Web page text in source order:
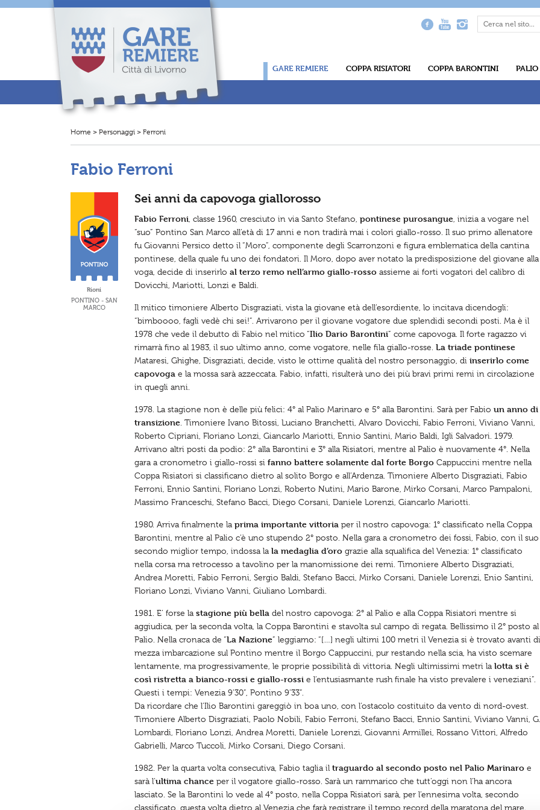
N
a
v
g
n
e
r
i
n
i
p
GARE REMIERE COPPA RISIATORI COPPA BARONTINI
T
o
v
q
.
Home > Personaggi > Ferroni
Fabio Ferroni
Rioni
PONTINO - SAN
MARCO
Sei anni da capovoga giallorosso
Fabio Ferroni , classe 1960, cresciuto in via Santo Stefano, pontinese purosangue , inizia a vogare nel
“suo” Pontino San Marco all’età di 17 anni e non tradirà mai i colori giallo-rosso. Il suo primo allenatore
fu Giovanni Persico detto il “Moro”, componente degli Scarronzoni e figura emblematica della cantina
pontinese, della quale fu uno dei fondatori. Il Moro, dopo aver notato la predisposizione del giovane alla
voga, decide di inserirlo al terzo remo nell’armo giallo-rosso assieme ai forti vogatori del calibro di
Dovicchi, Mariotti, Lonzi e Baldi.
Il mitico timoniere Alberto Disgraziati, vista la giovane età dell’esordiente, lo incitava dicendogli:
“bimboooo, fagli vedè chi sei!”. Arrivarono per il giovane vogatore due splendidi secondi posti. Ma è il
1978 che vede il debutto di Fabio nel mitico “Ilio Dario Barontini” come capovoga. Il forte ragazzo vi
rimarrà fino al 1983, il suo ultimo anno, come vogatore, nelle fila giallo-rosse. La triade pontinese
Mataresi, Ghighe, Disgraziati, decide, visto le ottime qualità del nostro personaggio, di inserirlo come
capovoga e la mossa sarà azzeccata. Fabio, infatti, risulterà uno dei più bravi primi remi in circolazione
in quegli anni.
1978. La stagione non è delle più felici: 4° al Palio Marinaro e 5° alla Barontini. Sarà per Fabio un anno di
transizione . Timoniere Ivano Bitossi, Luciano Branchetti, Alvaro Dovicchi, Fabio Ferroni, Viviano Vanni,
Roberto Cipriani, Floriano Lonzi, Giancarlo Mariotti, Ennio Santini, Mario Baldi, Igli Salvadori. 1979.
Arrivano altri posti da podio: 2° alla Barontini e 3° alla Risiatori, mentre al Palio è nuovamente 4°. Nella
gara a cronometro i giallo-rossi si fanno battere solamente dal forte Borgo Cappuccini mentre nella
Coppa Risiatori si classificano dietro al solito Borgo e all’Ardenza. Timoniere Alberto Disgraziati, Fabio
Ferroni, Ennio Santini, Floriano Lonzi, Roberto Nutini, Mario Barone, Mirko Corsani, Marco Pampaloni,
Massimo Franceschi, Stefano Bacci, Diego Corsani, Daniele Lorenzi, Giancarlo Mariotti.
1980. Arriva finalmente la prima importante vittoria per il nostro capovoga: 1° classificato nella Coppa
Barontini, mentre al Palio c’è uno stupendo 2° posto. Nella gara a cronometro dei fossi, Fabio, con il suo
secondo miglior tempo, indossa la la medaglia d’oro grazie alla squalifica del Venezia: 1° classificato
nella corsa ma retrocesso a tavolino per la manomissione dei remi. Timoniere Alberto Disgraziati,
Andrea Moretti, Fabio Ferroni, Sergio Baldi, Stefano Bacci, Mirko Corsani, Daniele Lorenzi, Enio Santini,
Floriano Lonzi, Viviano Vanni, Giuliano Lombardi.
1981. E’ forse la stagione più bella del nostro capovoga: 2° al Palio e alla Coppa Risiatori mentre si
aggiudica, per la seconda volta, la Coppa Barontini e stavolta sul campo di regata. Bellissimo il 2° posto al
Palio. Nella cronaca de “La Nazione” leggiamo: “[…] negli ultimi 100 metri il Venezia si è trovato avanti di
mezza imbarcazione sul Pontino mentre il Borgo Cappuccini, pur restando nella scia, ha visto scemare
lentamente, ma progressivamente, le proprie possibilità di vittoria. Negli ultimissimi metri la lotta si è
così ristretta a bianco-rossi e giallo-rossi e l’entusiasmante rush finale ha visto prevalere i veneziani”.
Questi i tempi: Venezia 9’30”, Pontino 9’33”.
Da ricordare che l’Ilio Barontini gareggiò in boa uno, con l’ostacolo costituito da vento di nord-ovest.
Timoniere Alberto Disgraziati, Paolo Nobili, Fabio Ferroni, Stefano Bacci, Ennio Santini, Viviano Vanni, G.
Lombardi, Floriano Lonzi, Andrea Moretti, Daniele Lorenzi, Giovanni Armillei, Rossano Vittori, Alfredo
Gabrielli, Marco Tuccoli, Mirko Corsani, Diego Corsani.
1982. Per la quarta volta consecutiva, Fabio taglia il traguardo al secondo posto nel Palio Marinaro e
sarà l’ultima chance per il vogatore giallo-rosso. Sarà un rammarico che tutt’oggi non l’ha ancora
lasciato. Se la Barontini lo vede al 4° posto, nella Coppa Risiatori sarà, per l’ennesima volta, secondo
classificato, questa volta dietro al Venezia che farà registrare il tempo record della maratona del mare.